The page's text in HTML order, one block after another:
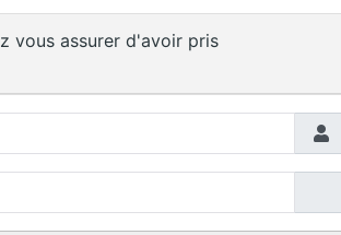
vous assurer d'avoir pris